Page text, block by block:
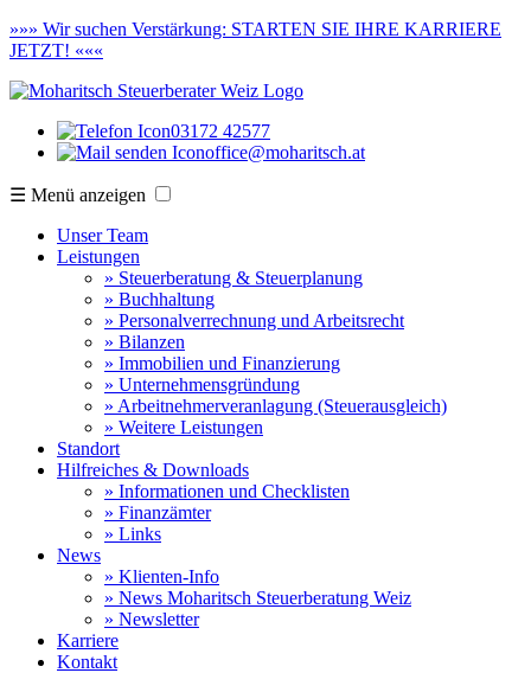
»»» Wir suchen Verstärkung: STARTEN SIE IHRE KARRIERE
JETZT! «««
03172 42577
office@moharitsch.at
☰ Menü anzeigen
Unser Team
Leistungen
» Steuerberatung & Steuerplanung
» Buchhaltung
» Personalverrechnung und Arbeitsrecht
» Bilanzen
» Immobilien und Finanzierung
» Unternehmensgründung
» Arbeitnehmerveranlagung (Steuerausgleich)
» Weitere Leistungen
Standort
Hilfreiches & Downloads
» Informationen und Checklisten
» Finanzämter
» Links
News
» Klienten-Info
» News Moharitsch Steuerberatung Weiz
» Newsletter
Karriere
Kontakt